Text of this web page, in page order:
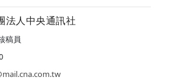
法人中央通訊社
稿員